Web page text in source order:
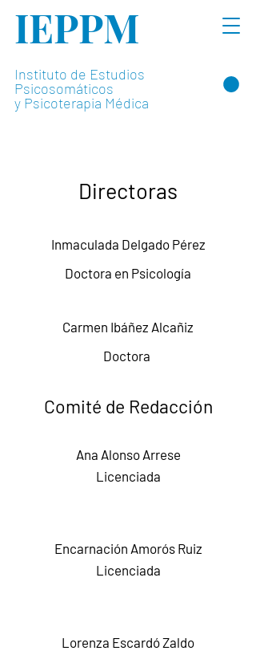
IEPPM
Instituto de Estudios
Psicosomáticos
y Psicoterapia Médica
Directoras
Inmaculada Delgado Pérez
​Doctora en Psicología
Carmen Ibáñez Alcañiz
Doctora
Comité de Redacción
Ana Alonso Arrese
Licenciada
Encarnación Amorós Ruiz
Licenciada
Lorenza Escardó Zaldo